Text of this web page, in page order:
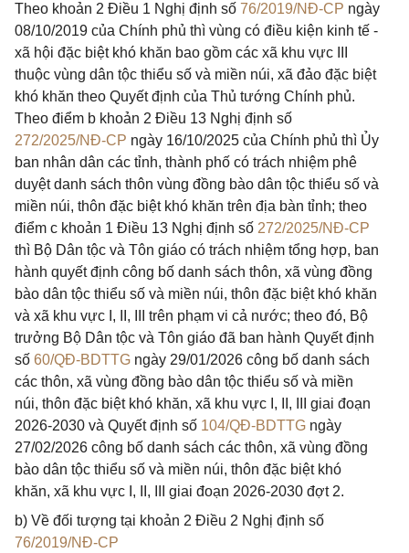
Theo khoản 2 Điều 1 Nghị định số 76/2019/NĐ-CP ngày
08/10/2019 của Chính phủ thì vùng có điều kiện kinh tế -
xã hội đặc biệt khó khăn bao gồm các xã khu vực III
thuộc vùng dân tộc thiểu số và miền núi, xã đảo đặc biệt
khó khăn theo Quyết định của Thủ tướng Chính phủ.
Theo điểm b khoản 2 Điều 13 Nghị định số
272/2025/NĐ-CP ngày 16/10/2025 của Chính phủ thì Ủy
ban nhân dân các tỉnh, thành phố có trách nhiệm phê
duyệt danh sách thôn vùng đồng bào dân tộc thiểu số và
miền núi, thôn đặc biệt khó khăn trên địa bàn tỉnh; theo
điểm c khoản 1 Điều 13 Nghị định số 272/2025/NĐ-CP
thì Bộ Dân tộc và Tôn giáo có trách nhiệm tổng hợp, ban
hành quyết định công bố danh sách thôn, xã vùng đồng
bào dân tộc thiểu số và miền núi, thôn đặc biệt khó khăn
và xã khu vực I, II, III trên phạm vi cả nước; theo đó, Bộ
trưởng Bộ Dân tộc và Tôn giáo đã ban hành Quyết định
số 60/QĐ-BDTTG ngày 29/01/2026 công bố danh sách
các thôn, xã vùng đồng bào dân tộc thiểu số và miền
núi, thôn đặc biệt khó khăn, xã khu vực I, II, III giai đoạn
2026-2030 và Quyết định số 104/QĐ-BDTTG ngày
27/02/2026 công bố danh sách các thôn, xã vùng đồng
bào dân tộc thiểu số và miền núi, thôn đặc biệt khó
khăn, xã khu vực I, II, III giai đoạn 2026-2030 đợt 2.
b) Về đối tượng tại khoản 2 Điều 2 Nghị định số
76/2019/NĐ-CP